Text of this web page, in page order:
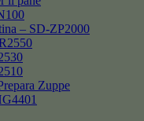
– SD-ZP2000
Zuppe